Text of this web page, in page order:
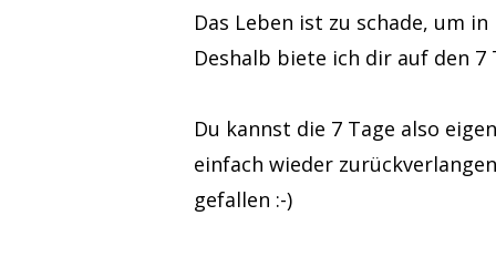
Das Leben ist zu schade, um
Deshalb biete ich dir auf den 7
Du kannst die 7 Tage also
einfach wieder
gefallen :-)